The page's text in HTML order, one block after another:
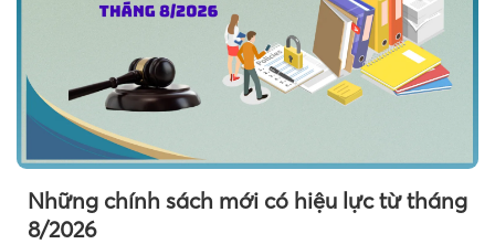
Những chính sách mới có hiệu lực từ tháng
8/2026